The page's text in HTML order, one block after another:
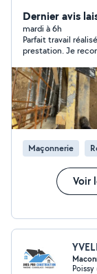
nombreux
n'avons pas
nos réalisations. Notre priorité est simple : travail
sérieux, propre et
différents services : Rénovation
Plomberie Électricité Pose de sols Petits travaux de
maçonnerie Montage de meubles Petits bricolages et
réparations à domicile Nous
des travaux de
du quotidien
aide à
Dernier avis
mardi à 6h
Parfait travail réalisé en Juin. Nous
prestation.
Maçonnerie
Voir